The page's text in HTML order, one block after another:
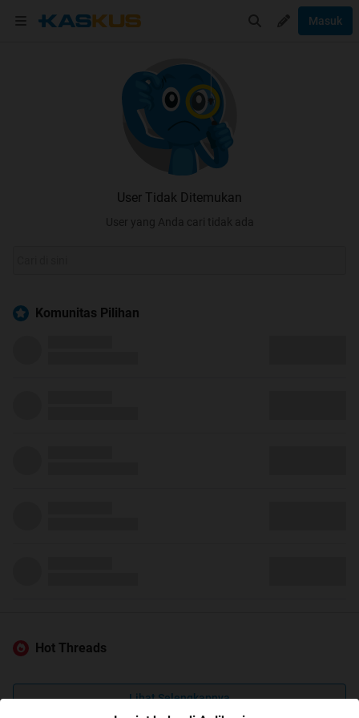
Masuk
User Tidak Ditemukan
User yang Anda cari tidak ada
Komunitas Pilihan
Hot Threads
Lihat Selengkapnya